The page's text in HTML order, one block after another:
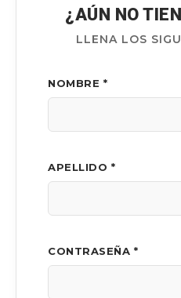
¿AÚN NO
LLENA LOS
NOMBRE *
APELLIDO *
CONTRASEÑA *